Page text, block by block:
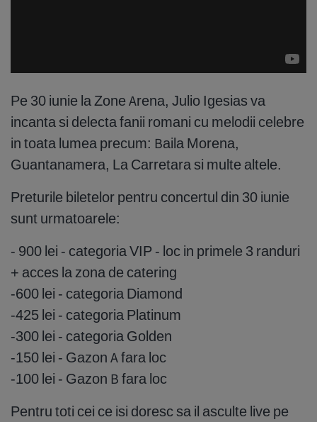
Pe 30 iunie la Zone Arena, Julio Igesias va
incanta si delecta fanii romani cu melodii celebre
in toata lumea precum: Baila Morena,
Guantanamera, La Carretara si multe altele.
Preturile biletelor pentru concertul din 30 iunie
sunt urmatoarele:
- 900 lei - categoria VIP - loc in primele 3 randuri
+ acces la zona de catering
-600 lei - categoria Diamond
-425 lei - categoria Platinum
-300 lei - categoria Golden
-150 lei - Gazon A fara loc
-100 lei - Gazon B fara loc
Pentru toti cei ce isi doresc sa il asculte live pe